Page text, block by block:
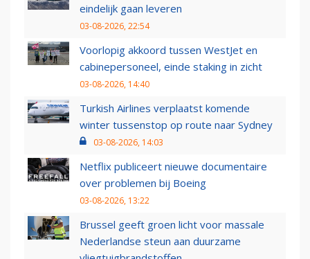
eindelijk gaan leveren
03-08-2026, 22:54
Voorlopig akkoord tussen WestJet en
cabinepersoneel, einde staking in zicht
03-08-2026, 14:40
Turkish Airlines verplaatst komende
winter tussenstop op route naar Sydney
03-08-2026, 14:03
Netflix publiceert nieuwe documentaire
over problemen bij Boeing
03-08-2026, 13:22
Brussel geeft groen licht voor massale
Nederlandse steun aan duurzame